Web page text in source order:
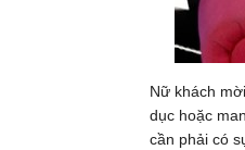
Nữ khách
dục hoặc
cần phải có